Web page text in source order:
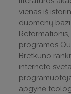
vienas iš
duomenų
programos
Bretkūno
interneto
apgynė